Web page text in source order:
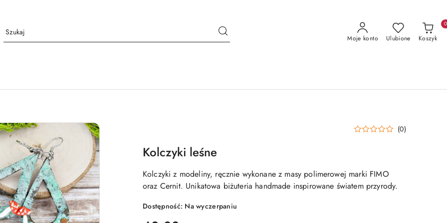
Moje konto Ulubione Koszyk
0
(0)
Kolczyki leśne
Kolczyki z modeliny, ręcznie wykonane z masy polimerowej marki FIMO
oraz Cernit. Unikatowa biżuteria handmade inspirowane światem przyrody.
Dostępność: Na wyczerpaniu